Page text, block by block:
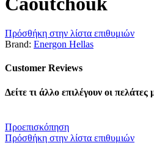
Πρόσθήκη στην λίστα επιθυμιών
Brand: Energon Hellas
Customer Reviews
Δείτε τι άλλο επιλέγουν οι πελάτες
Προεπισκόπηση
Πρόσθήκη στην λίστα επιθυμιών